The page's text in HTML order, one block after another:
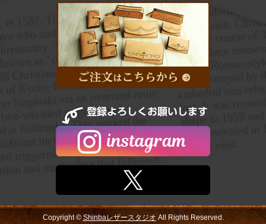
Copyright © Shinbaレザースタジオ All Rights Reserved.